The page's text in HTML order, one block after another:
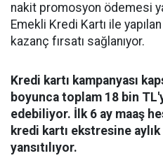
nakit promosyon ödemesi
Emekli Kredi Kartı ile
kazanç fırsatı sağlanıyor.
Kredi kartı kampanyası
boyunca toplam 18 bin
edebiliyor. İlk 6 ay maaş
kredi kartı ekstresine
yansıtılıyor.